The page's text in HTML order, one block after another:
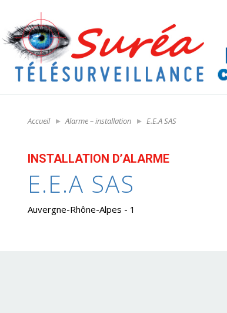
Accueil Alarme – installation E.E.A SAS
INSTALLATION D’ALARME
E.E.A SAS
Auvergne-Rhône-Alpes - 1